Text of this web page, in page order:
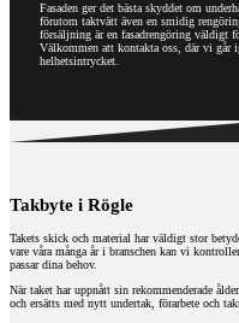
Fasaden ger det bästa skyddet om
förutom taktvätt även en smidig
försäljning är en fasadrengöring väldigt
Välkommen att kontakta oss, där vi går
helhetsintrycket.
Takbyte i Rögle
Takets skick och material har väldigt stor
vare våra många år i branschen kan vi
passar dina behov.
När taket har uppnått sin rekommenderade
och ersätts med nytt undertak, förarbete och